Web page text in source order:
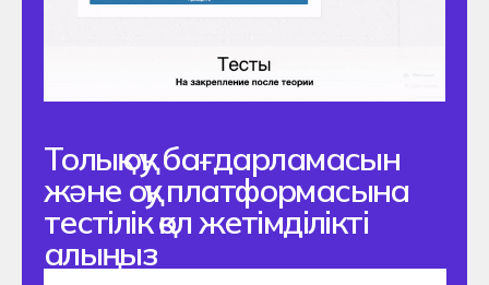
© 2025 Алматы, к. Маметовой 67
Хекслет колледжі
Өтінім жіберу